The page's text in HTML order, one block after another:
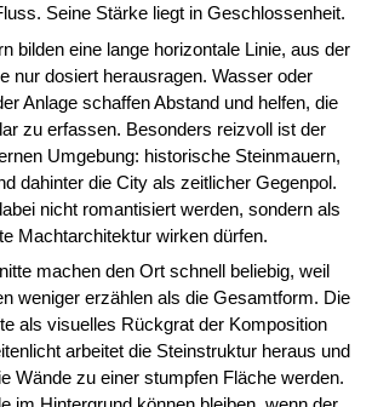
Seine Stärke liegt in Geschlossenheit.
bilden eine lange horizontale Linie, aus der
nur dosiert herausragen. Wasser oder
Anlage schaffen Abstand und helfen, die
zu erfassen. Besonders reizvoll ist der
Umgebung: historische Steinmauern,
dahinter die City als zeitlicher Gegenpol.
nicht romantisiert werden, sondern als
Machtarchitektur wirken dürfen.
machen den Ort schnell beliebig, weil
weniger erzählen als die Gesamtform. Die
als visuelles Rückgrat der Komposition
arbeitet die Steinstruktur heraus und
Wände zu einer stumpfen Fläche werden.